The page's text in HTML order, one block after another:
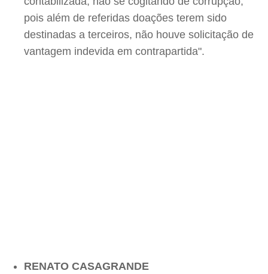
pois além de referidas doações terem sido
destinadas a terceiros, não houve solicitação de
vantagem indevida em contrapartida".
RENATO CASAGRANDE